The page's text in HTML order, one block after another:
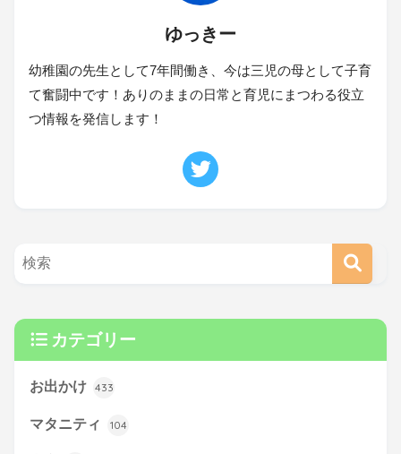
ゆっきー
幼稚園の先生として7年間働き、今は三児の母として子育
て奮闘中です！ありのままの日常と育児にまつわる役立
つ情報を発信します！
カテゴリー
お出かけ 433
マタニティ 104